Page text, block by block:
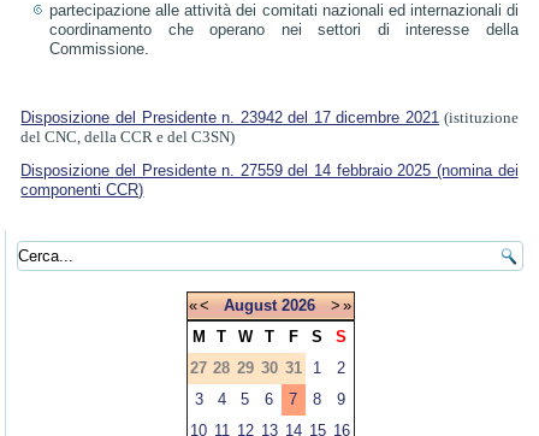
partecipazione alle attività dei comitati nazionali ed internazionali di
coordinamento che operano nei settori di interesse della
Commissione.
Disposizione del Presidente n. 23942 del 17 dicembre 2021(istituzione
del CNC, della CCR e del C3SN)
Disposizione del Presidente n. 27559 del 14 febbraio 2025 (nomina dei
componenti CCR)
«< August 2026 >»
M
T W T F S
S
27 28 29 30 31 1
2
3
4 5 6 7 8
9
10 11 12 13 14 15 16